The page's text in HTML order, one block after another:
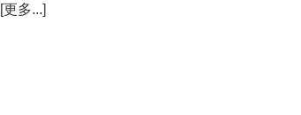
[更多...]